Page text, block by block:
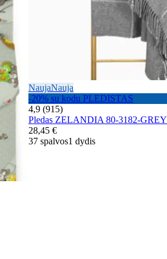
NaujaNauja
-20% su kodu PLEDISTAS
4,9 (915)
Pledas ZELANDIA 80-3182-GREY
28,45 €
37 spalvos1 dydis